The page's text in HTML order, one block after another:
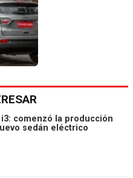
i3: comenzó la producción
sedán eléctrico